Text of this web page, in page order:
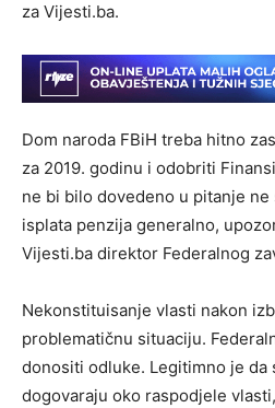
za Vijesti.ba.
Dom naroda FBiH treba hitno
za 2019. godinu i odobriti
ne bi bilo dovedeno u pitanje
isplata penzija generalno,
Vijesti.ba direktor Federalnog
Nekonstituisanje vlasti nakon
problematičnu situaciju.
donositi odluke. Legitimno je da
dogovaraju oko raspodjele